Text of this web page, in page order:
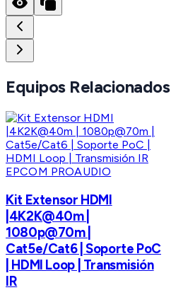
Equipos Relacionados
EPCOM PROAUDIO
Kit Extensor HDMI
|4K2K@40m |
1080p@70m |
Cat5e/Cat6 | Soporte PoC
| HDMI Loop | Transmisión
IR